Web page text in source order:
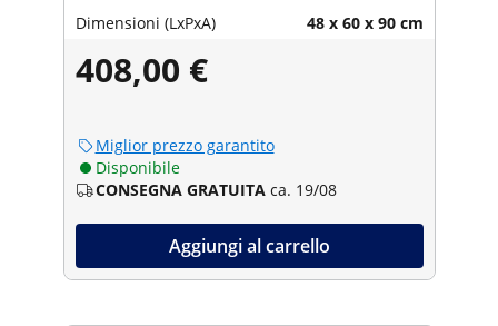
Dimensioni (LxPxA) 48 x 60 x 90 cm
408,00 €
Miglior prezzo garantito
Disponibile
CONSEGNA GRATUITA ca. 19/08
Aggiungi al carrello